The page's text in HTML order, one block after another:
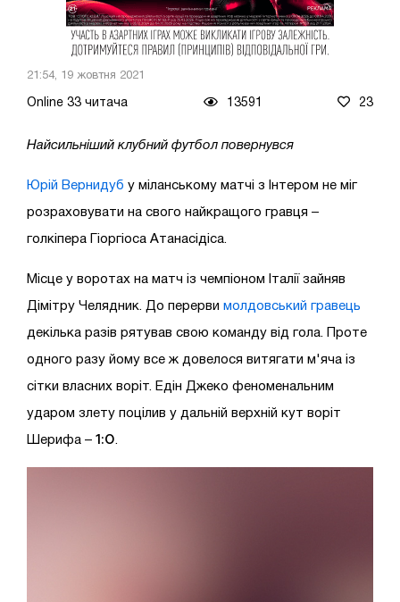
21:54, 19 жовтня 2021
Online 33 читача 13591 23
Найсильніший клубний футбол повернувся
Юрій Вернидуб у міланському матчі з Інтером не міг
розраховувати на свого найкращого гравця –
голкіпера Гіоргіоса Атанасідіса.
Місце у воротах на матч із чемпіоном Італії зайняв
Дімітру Челядник. До перерви молдовський гравець
декілька разів рятував свою команду від гола. Проте
одного разу йому все ж довелося витягати м'яча із
сітки власних воріт. Едін Джеко феноменальним
ударом злету поцілив у дальній верхній кут воріт
Шерифа – 1:0